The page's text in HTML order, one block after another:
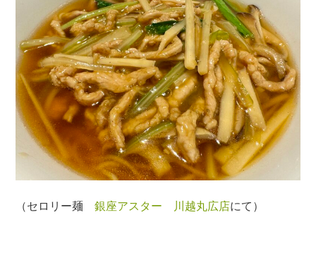
（セロリー麺銀座アスター 川越丸広店にて）